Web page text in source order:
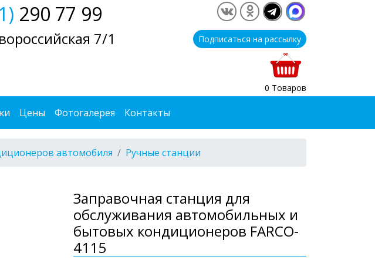
290 77 99
7/1 Подписаться на рассылку
0 Товаров
Цены Фотогалерея Контакты
автомобиля Ручные станции
Заправочная станция для
обслуживания автомобильных и
бытовых кондиционеров FARCO-
4115